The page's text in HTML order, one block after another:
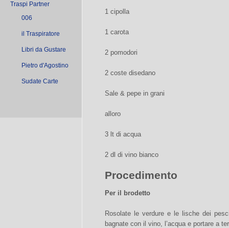
Traspi Partner
006
il Traspiratore
Libri da Gustare
Pietro d'Agostino
Sudate Carte
1 cipolla
1 carota
2 pomodori
2 coste disedano
Sale & pepe in grani
alloro
3 lt di acqua
2 dl di vino bianco
Procedimento
Per il brodetto
Rosolate le verdure e le lische dei
bagnate con il vino, l’acqua e portare a